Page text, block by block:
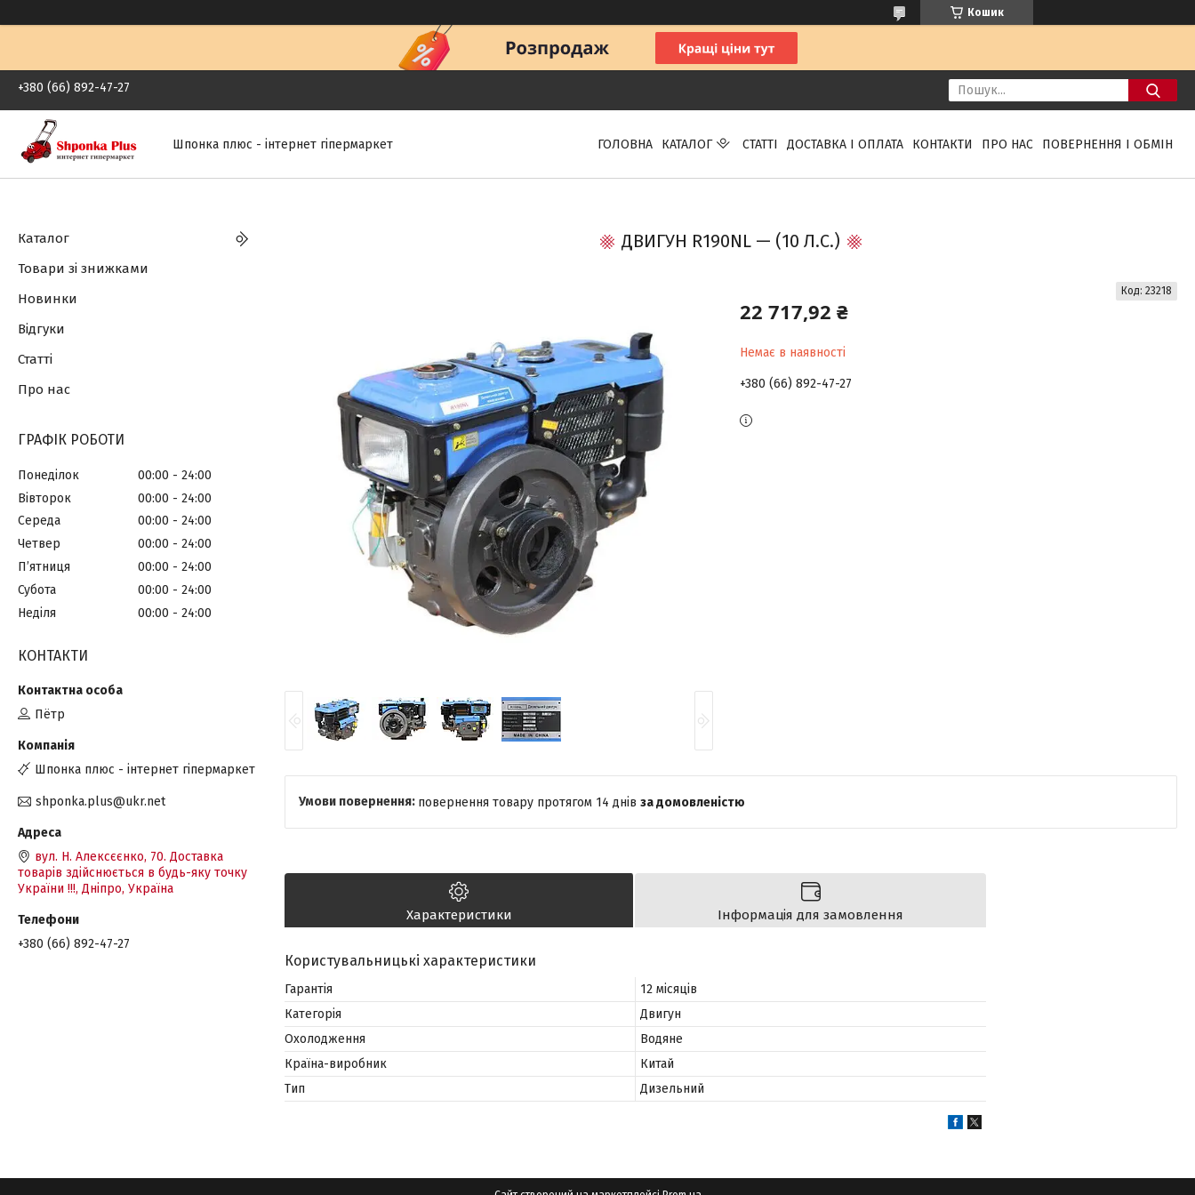
Кошик
+380 (66) 892-47-27
Шпонка плюс - інтернет гіпермаркет ГОЛОВНА КАТАЛОГ СТАТТІ ДОСТАВКА І ОПЛАТА КОНТАКТИ ПРО НАС ПОВЕРНЕННЯ І ОБМІН
ДВИГУН R190NL — (10 Л.С.)
22 717,92 ₴
Немає в наявності
Код: 23218
+380 (66) 892-47-27
повернення товару протягом 14 днів за домовленістю
Характеристики Інформація для замовлення
Користувальницькі характеристики
Гарантія
12 місяців
Категорія
Двигун
Охолодження
Водяне
Країна-виробник
Китай
Тип
Дизельний
Каталог
Товари зі знижками
Новинки
Відгуки
Статті
Про нас
ГРАФІК РОБОТИ
Понеділок 00:00
24:00
Вівторок
00:00
24:00
Середа
00:00
24:00
Четвер
00:00
24:00
Пʼятниця
00:00
24:00
Субота
00:00
24:00
Неділя
00:00 24:00
КОНТАКТИ
Пётр
Шпонка плюс - інтернет гіпермаркет
shponka.plus@ukr.net
вул. Н. Алексєєнко, 70. Доставка
товарів здійснюється в будь-яку точку
України !!!, Дніпро, Україна
+380 (66) 892-47-27